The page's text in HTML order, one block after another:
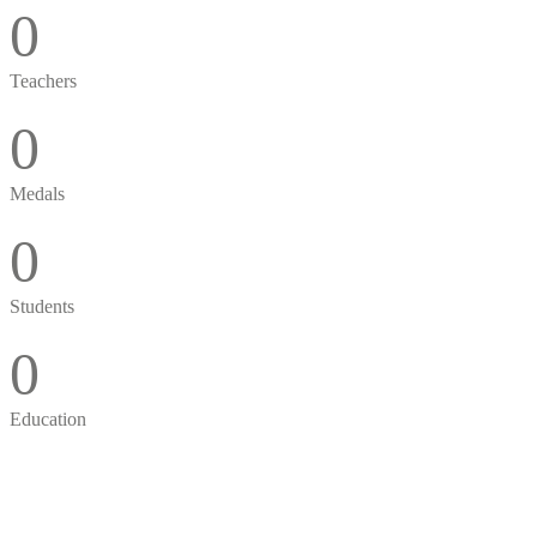
0
Teachers
0
Medals
0
Students
0
Education